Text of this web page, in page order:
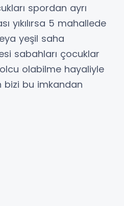
spordan ayrı
yıkılırsa 5 mahallede
yeşil saha
sabahları çocuklar
olabilme hayaliyle
bizi bu imkandan